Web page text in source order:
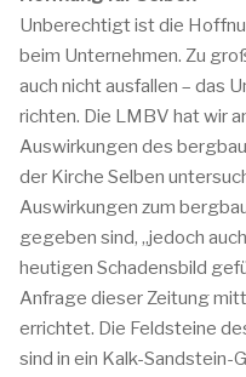
Unberechtigt ist die
beim Unternehmen. Zu
auch nicht ausfallen – das
richten. Die LMBV hat wir
Auswirkungen des
der Kirche Selben
Auswirkungen zum
gegeben sind, „jedoch
heutigen Schadensbild
Anfrage dieser Zeitung
errichtet. Die Feldsteine
sind in ein Kalk-Sandstein-